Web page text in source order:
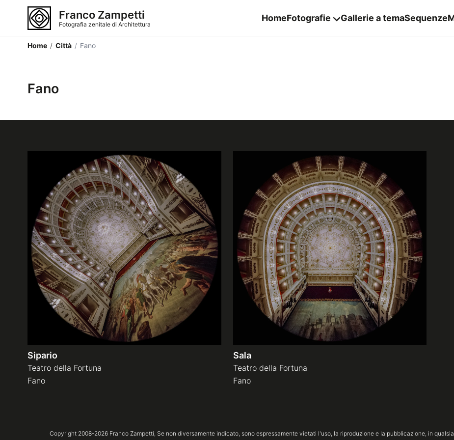
Franco Zampetti
Fotografia zenitale di Architettura
HomeFotografie Gallerie a temaSequenze
Home / Città / Fano
Fano
Sipario
Teatro della Fortuna
Fano
Sala
Teatro della Fortuna
Fano
Copyright 2008-2026Franco Zampetti, Se non diversamente indicato, sono espressamente vietati l'uso, la riproduzione e la pubblicazione, in